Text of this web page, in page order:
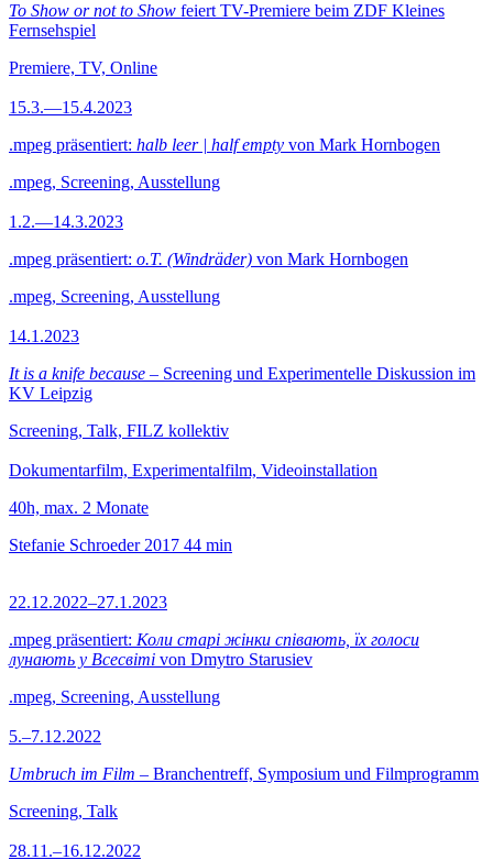
To Show or not to Show feiert TV-Premiere beim ZDF Kleines
Fernsehspiel
Premiere, TV, Online
15.3.—15.4.2023
.mpeg präsentiert: halb leer | half empty von Mark Hornbogen
.mpeg, Screening, Ausstellung
1.2.—14.3.2023
.mpeg präsentiert: o.T. (Windräder) von Mark Hornbogen
.mpeg, Screening, Ausstellung
14.1.2023
It is a knife because – Screening und Experimentelle Diskussion im
KV Leipzig
Screening, Talk, FILZ kollektiv
Dokumentarfilm, Experimentalfilm, Videoinstallation
40h, max. 2 Monate
Stefanie Schroeder 2017 44 min
22.12.2022–27.1.2023
.mpeg präsentiert: Коли старі жінки співають, їх голоси
лунають у Всесвіті von Dmytro Starusiev
.mpeg, Screening, Ausstellung
5.–7.12.2022
Umbruch im Film – Branchentreff, Symposium und Filmprogramm
Screening, Talk
28.11.–16.12.2022